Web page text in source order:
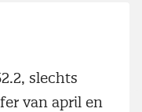
slechts
van april en